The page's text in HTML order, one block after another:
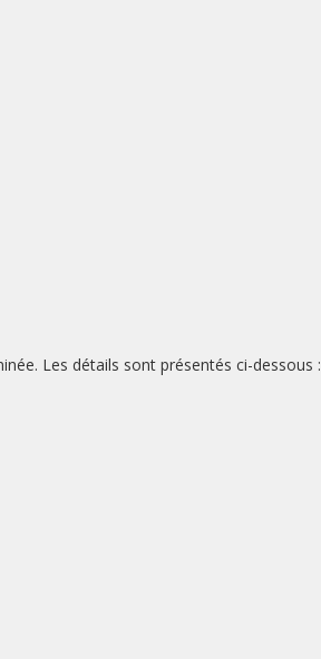
Les détails sont présentés ci-dessous :